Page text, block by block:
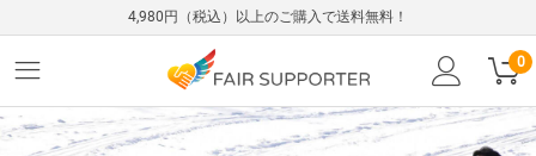
4,980円（税込）以上のご購入で送料無料！
0